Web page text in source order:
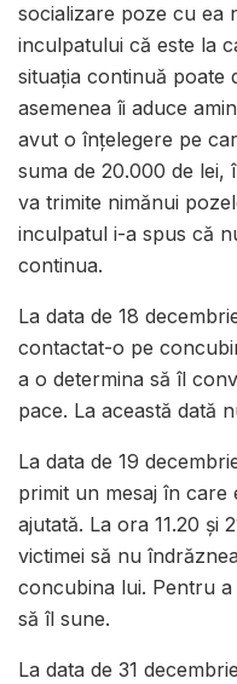
socializare poze cu ea
inculpatului că este la
situația continuă poate
asemenea îi aduce
avut o înțelegere pe
suma de 20.000 de lei,
va trimite nimănui
inculpatul i-a spus că
continua.
La data de 18
contactat-o pe
a o determina să îl
pace. La această dată
La data de 19
primit un mesaj în
ajutată. La ora 11.20 și
victimei să nu
concubina lui. Pentru
să îl sune.
La data de 31